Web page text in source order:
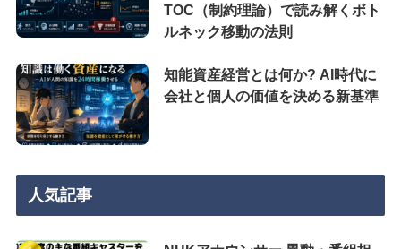
TOC（制約理論）で読み解くボト
ルネック移動の法則
知能資産経営とは何か? AI時代に
会社と個人の価値を決める新基準
人気記事